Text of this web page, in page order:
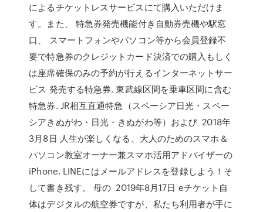
によるチケットレスサービスにて購入いただけま
す。また、 特急券発売機能付き自動券売機や駅窓
口、 スマートフォンやパソコン等から会員登録不
要で特急券のクレジットカード決済での購入もしく
は座席確保のみの予約が行えるインターネットサー
ビス 発売する特急券. 東武線区間を乗車区間に含む
特急券. JR相互直通特急（スペーシア日光・スペー
シアきぬがわ・日光・きぬがわ等）および 2018年
3月8日 人生が楽しくなる、大人のためのスマホ＆
パソコン教室オーナー兼スマホ活用アドバイザーの
iPhone. LINEにはメールアドレスを登録しよう！そ
して書き残す。 母の 2019年8月17日 eチケット自
体はデジタルの航空券ですが、私たち利用者が手に